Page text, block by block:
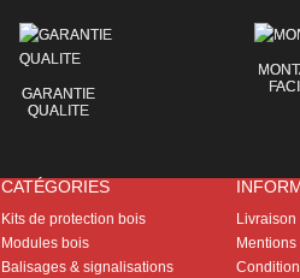
GARANTIE
QUALITE
CATÉGORIES
Kits de protection bois
Modules bois
Balisages & signalisations
Livraison